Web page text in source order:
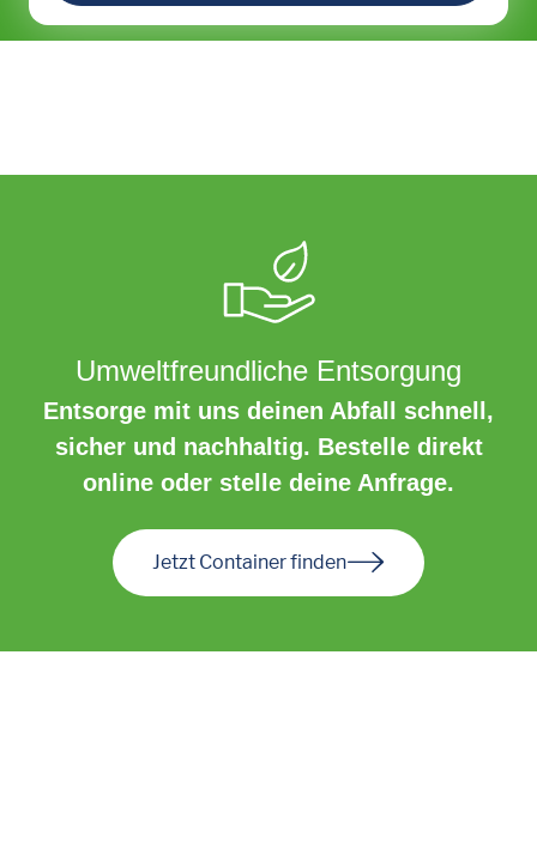
Umweltfreundliche Entsorgung
Entsorge mit uns deinen Abfall schnell,
sicher und nachhaltig. Bestelle direkt
online oder stelle deine Anfrage.
Jetzt Container finden